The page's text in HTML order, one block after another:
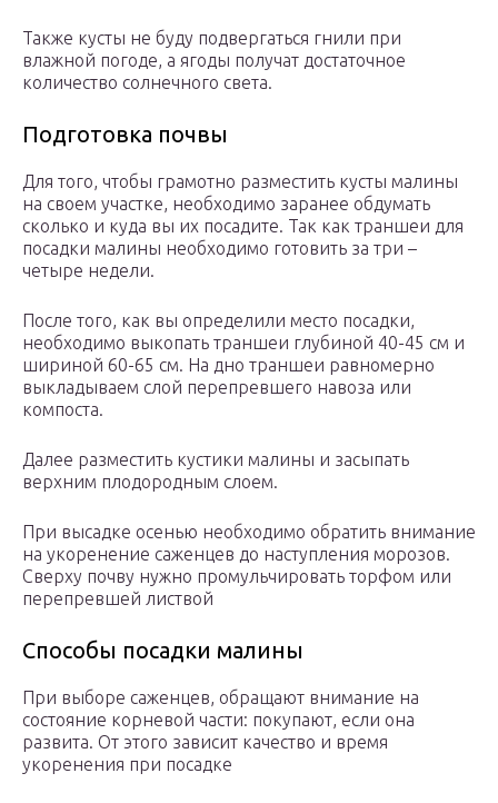
Также кусты не буду подвергаться гнили при
влажной погоде, а ягоды получат достаточное
количество солнечного света.
Подготовка почвы
Для того, чтобы грамотно разместить кусты малины
на своем участке, необходимо заранее обдумать
сколько и куда вы их посадите. Так как траншеи для
посадки малины необходимо готовить за три –
четыре недели.
После того, как вы определили место посадки,
необходимо выкопать траншеи глубиной 40-45 см и
шириной 60-65 см. На дно траншеи равномерно
выкладываем слой перепревшего навоза или
компоста.
Далее разместить кустики малины и засыпать
верхним плодородным слоем.
При высадке осенью необходимо обратить внимание
на укоренение саженцев до наступления морозов.
Сверху почву нужно промульчировать торфом или
перепревшей листвой
Способы посадки малины
При выборе саженцев, обращают внимание на
состояние корневой части: покупают, если она
развита. От этого зависит качество и время
укоренения при посадке